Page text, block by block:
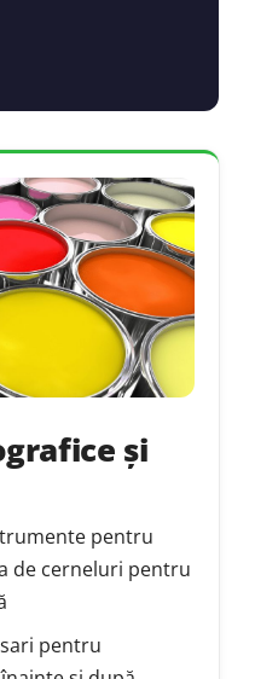
și
pentru
de cerneluri pentru
pentru